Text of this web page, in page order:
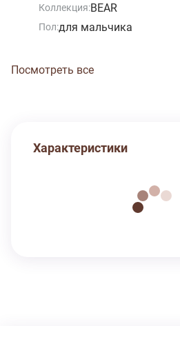
Коллекция:BEAR
Пол:для мальчика
Посмотреть все
Характеристики